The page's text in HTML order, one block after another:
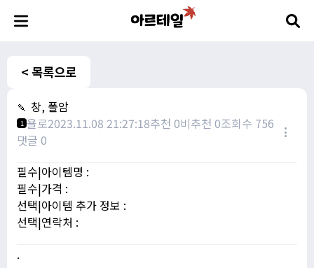
< 목록으로
🍡 창, 폴암
1 욜로2023.11.08 21:27:18추천 0비추천 0조회수 756
댓글 0
필수|아이템명 :
필수|가격 :
선택|아이템 추가 정보 :
선택|연락처 :
.